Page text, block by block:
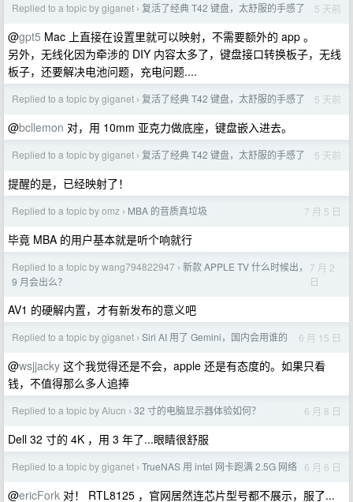
Replied to a topic by giganet › 复活了经典 T42 键盘，太舒服的手感了 5 天前
@gpt5 Mac 上直接在设置里就可以映射，不需要额外的 app 。
另外，无线化因为牵涉的 DIY 内容太多了，键盘接口转换板子，无线
板子，还要解决电池问题，充电问题....
Replied to a topic by giganet › 复活了经典 T42 键盘，太舒服的手感了 5 天前
@bcllemon 对，用 10mm 亚克力做底座，键盘嵌入进去。
Replied to a topic by giganet › 复活了经典 T42 键盘，太舒服的手感了 5 天前
提醒的是，已经映射了！
Replied to a topic by omz › MBA 的音质真垃圾 7 月 5 日
毕竟 MBA 的用户基本就是听个响就行
Replied to a topic by wang794822947 › 新款 APPLE TV 什么时候出，
9 月会出么？
7 月 2
日
AV1 的硬解内置，才有新发布的意义吧
Replied to a topic by giganet › Siri AI 用了 Gemini，国内会用谁的 6 月 15 日
@wsjjacky 这个我觉得还是不会，apple 还是有态度的。如果只看
钱，不值得那么多人追捧
Replied to a topic by Alucn › 32 寸的电脑显示器体验如何？ 6 月 8 日
Dell 32 寸的 4K ，用 3 年了...眼睛很舒服
Replied to a topic by giganet › TrueNAS 用 intel 网卡跑满 2.5G 网络 6 月 6 日
@ericFork 对！ RTL8125 ，官网居然连芯片型号都不展示，服了...